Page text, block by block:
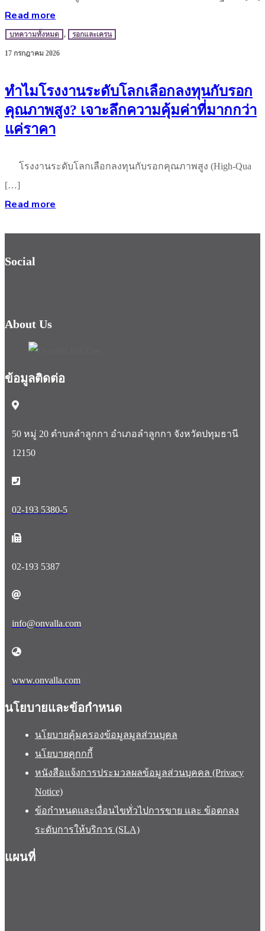
Read more
บทความทั้งหมด , รอกและเครน
17 กรกฎาคม 2026
ทำไมโรงงานระดับโลกเลือกลงทุนกับรอก
คุณภาพสูง? เจาะลึกความคุ้มค่าที่มากกว่า
แค่ราคา
โรงงานระดับโลกเลือกลงทุนกับรอกคุณภาพสูง (High-Qua
[…]
Read more
Social
About Us
ข้อมูลติดต่อ
50 หมู่ 20 ตำบลลำลูกกา อำเภอลำลูกกา จังหวัดปทุมธานี
12150
02-193 5380-5
02-193 5387
info@onvalla.com
www.onvalla.com
นโยบายและข้อกำหนด
นโยบายคุ้มครองข้อมูลมูลส่วนบุคล
นโยบายคุกกกี้
หนังสือแจ้งการประมวลผลข้อมูลส่วนบุคคล (Privacy
Notice)
ข้อกำหนดและเงื่อนไขทั่วไปการขาย และ ข้อตกลง
ระดับการให้บริการ (SLA)
แผนที่